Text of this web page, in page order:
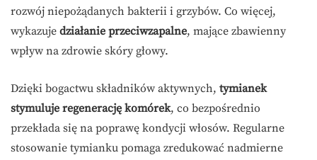
rozwój niepożądanych bakterii i grzybów. Co więcej,
wykazuje działanie przeciwzapalne, mające zbawienny
wpływ na zdrowie skóry głowy.
Dzięki bogactwu składników aktywnych, tymianek
stymuluje regenerację komórek, co bezpośrednio
przekłada się na poprawę kondycji włosów. Regularne
stosowanie tymianku pomaga zredukować nadmierne